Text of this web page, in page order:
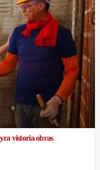
vistoria obras